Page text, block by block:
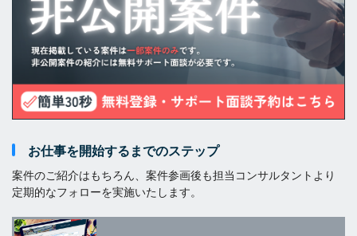
お仕事を開始するまでのステップ
案件のご紹介はもちろん、案件参画後も担当コンサルタントより
定期的なフォローを実施いたします。